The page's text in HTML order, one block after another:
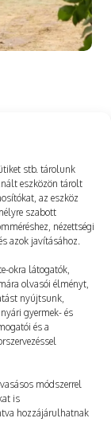
stb. tárolunk
eszközön tárolt
az eszköz
szabott
nézettségi
azok javításához.
okra látogatók,
olvasói élményt,
nyújtsunk,
gyermek- és
és a
módszerrel
is
hozzájárulhatnak